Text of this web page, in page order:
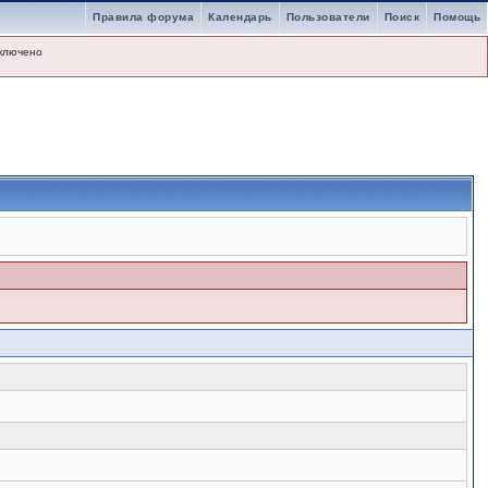
Помощь
Поиск
Пользователи
Календарь
Правила форума